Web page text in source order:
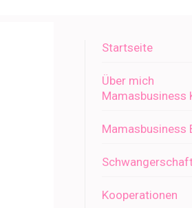
Startseite
Über mich
Mamasbusiness
Mamasbusiness
Kooperationen